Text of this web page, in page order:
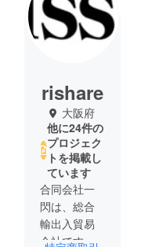
rishare
大阪府
他に24件の
プロジェク
トを掲載し
ています
合同会社一
閃は、総合
輸出入貿易
会社です。